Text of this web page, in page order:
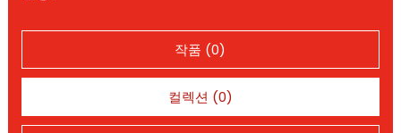
작품 (0)
컬렉션 (0)